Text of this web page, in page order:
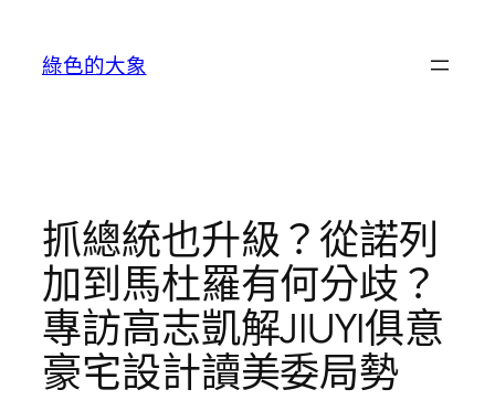
綠色的大象
抓總統也升級？從諾列
加到馬杜羅有何分歧？
專訪高志凱解JIUYI俱意
豪宅設計讀美委局勢